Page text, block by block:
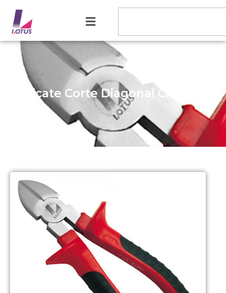
Alicate Corte Diagonal Crv Plus